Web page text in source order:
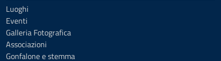
Luoghi
Eventi
Galleria Fotografica
Associazioni
Gonfalone e stemma